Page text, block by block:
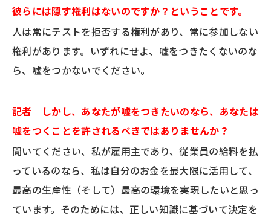
彼らには隠す権利はないのですか？ということです。
人は常にテストを拒否する権利があり、常に参加しない
権利があります。いずれにせよ、嘘をつきたくないのな
ら、嘘をつかないでください。
記者 しかし、あなたが嘘をつきたいのなら、あなたは
嘘をつくことを許されるべきではありませんか？
聞いてください、私が雇用主であり、従業員の給料を払
っているのなら、私は自分のお金を最大限に活用して、
最高の生産性（そして）最高の環境を実現したいと思っ
ています。そのためには、正しい知識に基づいて決定を